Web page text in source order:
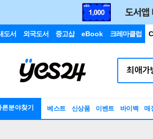
도서 외국도서 중고샵 eBook 크레마클럽
른분야찾기 베스트 신상품 이벤트 바이백 매